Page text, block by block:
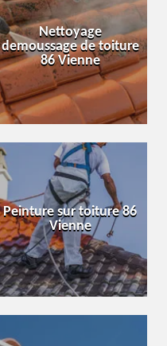
Nettoyage
demoussage de toiture
86 Vienne
Peinture sur toiture 86
Vienne